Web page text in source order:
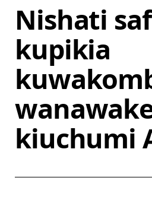
Nishati
kupikia
kiuchumi